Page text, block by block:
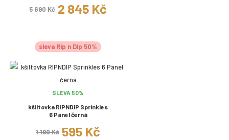
5 690 Kč 2 845 Kč
sleva Rip n Dip 50%
SLEVA 50%
kšiltovka RIPNDIP Sprinkles
6 Panel černá
1 190 Kč 595 Kč